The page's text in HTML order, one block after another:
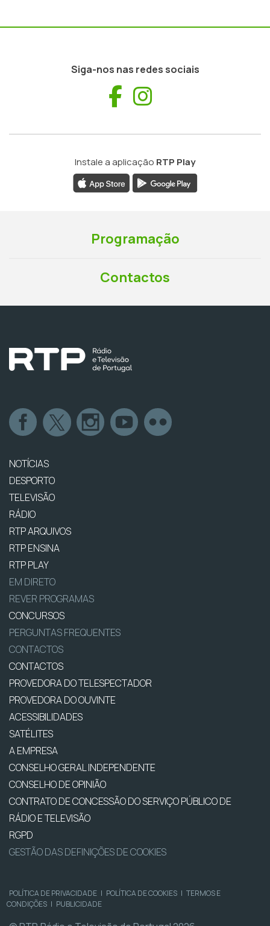
Siga-nos nas redes sociais
Facebook
Instale a aplicação RTP Play
Programação
Contactos
NOTÍCIAS
DESPORTO
TELEVISÃO
RÁDIO
RTP ARQUIVOS
RTP ENSINA
RTP PLAY
EM DIRETO
REVER PROGRAMAS
CONCURSOS
PERGUNTAS FREQUENTES
CONTACTOS
CONTACTOS
PROVEDORA DO TELESPECTADOR
PROVEDORA DO OUVINTE
ACESSIBILIDADES
SATÉLITES
A EMPRESA
CONSELHO GERAL INDEPENDENTE
CONSELHO DE OPINIÃO
CONTRATO DE CONCESSÃO DO SERVIÇO PÚBLICO DE
RÁDIO E TELEVISÃO
RGPD
GESTÃO DAS DEFINIÇÕES DE COOKIES
POLÍTICA DE PRIVACIDADE | POLÍTICA DE COOKIES | TERMOS E
CONDIÇÕES | PUBLICIDADE